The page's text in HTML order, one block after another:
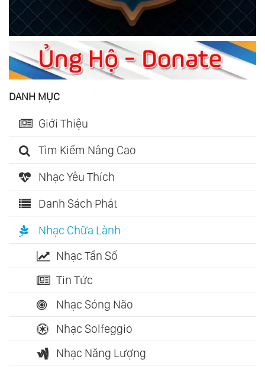
DANH MỤC
Giới Thiệu
Tìm Kiếm Nâng Cao
Nhạc Yêu Thích
Danh Sách Phát
Nhạc Chữa Lành
Nhạc Tần Số
Tin Tức
Nhạc Sóng Não
Nhạc Solfeggio
Nhạc Năng Lượng